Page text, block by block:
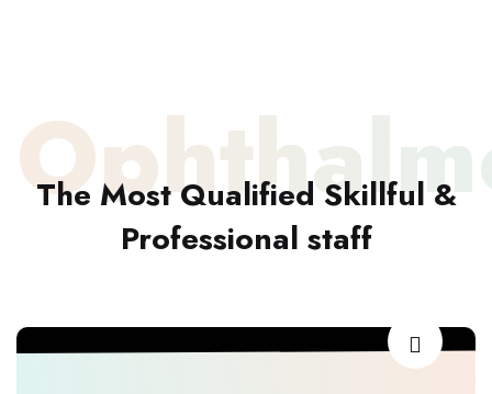
The Most Qualified Skillful &
Professional staff